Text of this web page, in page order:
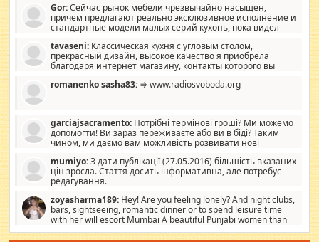
Gor:Сейчас рынок мебели чрезвычайно насыщен,
причем предлагают реально эксклюзивное исполнение и
стандартные модели малых серий кухонь, пока видел
стандартные формы, в MebelOk, креативненько и что главное -
со вкусом все в порядке, без ненужных наворотов удорожающих
мебель, а это не последний фактор.
tavaseni: Классическая кухня с угловым столом,
прекрасный дизайн, высокое качество я приобрела
благодаря интернет магазину, контакты которого вы
romanenko sasha83: ⇒ www.radiosvoboda.org
garciajsacramento: Потрібні термінові гроші? Ми можемо
допомогти! Ви зараз переживаєте або ви в біді? Таким
чином, ми даємо вам можливість розвивати нові
допомагати людям, які намагаються дати їм шанс. Кожен
заслуговує на другий шанс, і, оскільки влада не зможе, вони
повинні приймати від інших. Для нас нема багато суми, і зрілість
витрат, а тільки узгоджених сум і нічого іншого. Не чекайте і не
коментуйте цей пост. Введіть суму, яку ви хочете подати, і ми
зв'яжемося з вами з усіма варіантами. зв'яжіться з нами
сьогодні на garciajsacramento@gmail.com Вам потрібні термінові
mumiyo:З дати публікації (27.05.2016) більшість вказаних
цін зросла. Стаття досить інформативна, але потребує
редагування.
zoyasharma189: Hey! Are you feeling lonely? And night clubs,
bars, sightseeing, romantic dinner or to spend leisure time
with her will escort Mumbai A beautiful Punjabi women than
sexy escort companion in arms that you guys feel like 5 star luxury
hotel had to spend the night in their search for loved solitaire free